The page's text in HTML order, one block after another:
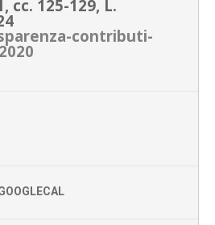
cc. 125-129, L.
contributi-